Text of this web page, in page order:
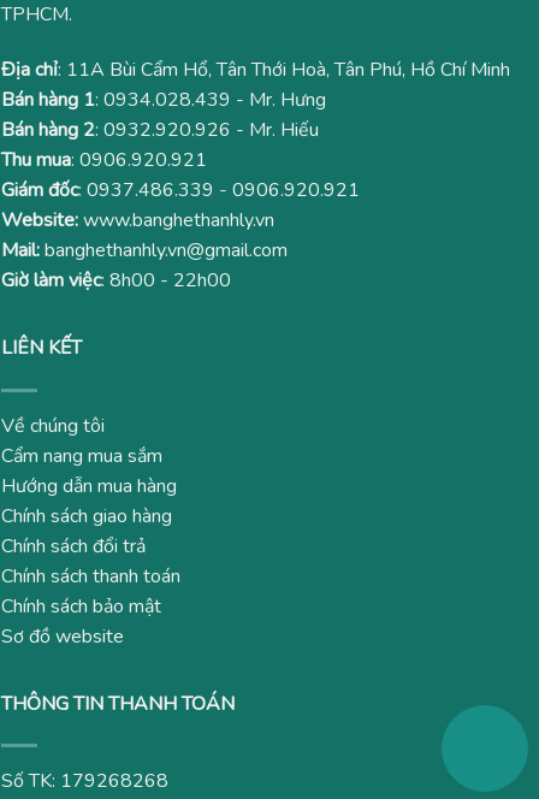
TPHCM.
Địa chỉ: 11A Bùi Cẩm Hổ, Tân Thới Hoà, Tân Phú, Hồ Chí Minh
Bán hàng 1: 0934.028.439 - Mr. Hưng
Bán hàng 2: 0932.920.926 - Mr. Hiếu
Thu mua: 0906.920.921
Giám đốc: 0937.486.339 - 0906.920.921
Website:www.banghethanhly.vn
Mail:banghethanhly.vn@gmail.com
Giờ làm việc: 8h00 - 22h00
LIÊN KẾT
Về chúng tôi
Cẩm nang mua sắm
Hướng dẫn mua hàng
Chính sách giao hàng
Chính sách đổi trả
Chính sách thanh toán
Chính sách bảo mật
Sơ đồ website
THÔNG TIN THANH TOÁN
Số TK: 179268268